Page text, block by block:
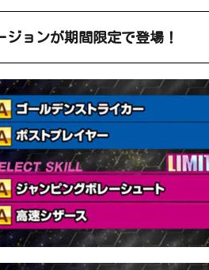
ジョンが期間限定で登場！